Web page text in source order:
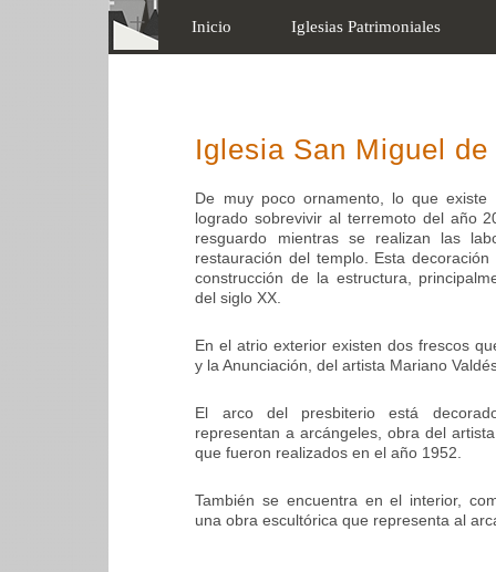
Inicio Iglesias Patrimoniales
Iglesia San Miguel
De muy poco ornamento, lo que
logrado sobrevivir al terremoto del año
resguardo mientras se realizan las
restauración del templo. Esta
construcción de la estructura,
del siglo XX.
En el atrio exterior existen dos frescos
y la Anunciación, del artista Mariano
El arco del presbiterio está
representan a arcángeles, obra del
que fueron realizados en el año
También se encuentra en el interior,
una obra escultórica que representa al